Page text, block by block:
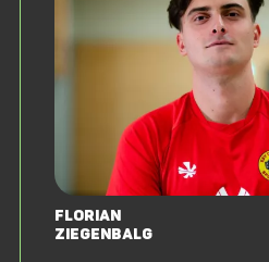
Florian
Ziegenbalg